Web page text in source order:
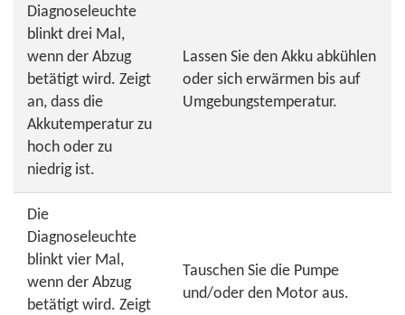
Diagnoseleuchte
blinkt drei Mal,
wenn der Abzug
betätigt wird. Zeigt
an, dass die
Akkutemperatur zu
hoch oder zu
niedrig ist.
Lassen Sie den Akku abkühlen
oder sich erwärmen bis auf
Umgebungstemperatur.
Die
Diagnoseleuchte
blinkt vier Mal,
wenn der Abzug
betätigt wird. Zeigt
Tauschen Sie die Pumpe
und/oder den Motor aus.